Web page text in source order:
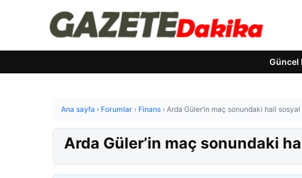
Güncel
Ana sayfa › Forumlar › Finans › Arda Güler’in maç sonundaki hali
Arda Güler’in maç sonundaki